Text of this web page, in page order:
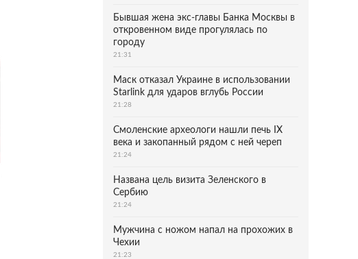
Бывшая жена экс-главы Банка Москвы в
откровенном виде прогулялась по
городу
21:31
Маск отказал Украине в использовании
Starlink для ударов вглубь России
21:28
Смоленские археологи нашли печь IX
века и закопанный рядом с ней череп
21:24
Названа цель визита Зеленского в
Сербию
21:24
Мужчина с ножом напал на прохожих в
Чехии
21:23